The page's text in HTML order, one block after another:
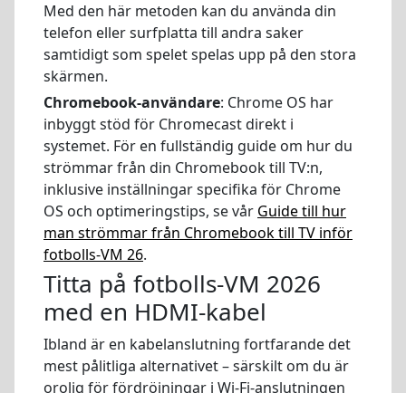
Med den här metoden kan du använda din
telefon eller surfplatta till andra saker
samtidigt som spelet spelas upp på den stora
skärmen.
Chromebook-användare: Chrome OS har
inbyggt stöd för Chromecast direkt i
systemet. För en fullständig guide om hur du
strömmar från din Chromebook till TV:n,
inklusive inställningar specifika för Chrome
OS och optimeringstips, se vår Guide till hur
man strömmar från Chromebook till TV inför
fotbolls-VM 26.
Titta på fotbolls-VM 2026
med en HDMI-kabel
Ibland är en kabelanslutning fortfarande det
mest pålitliga alternativet – särskilt om du är
orolig för fördröjningar i Wi-Fi-anslutningen